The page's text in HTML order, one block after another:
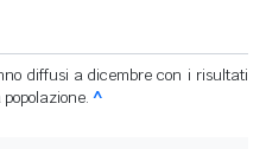
diffusi a dicembre con i risultati
^